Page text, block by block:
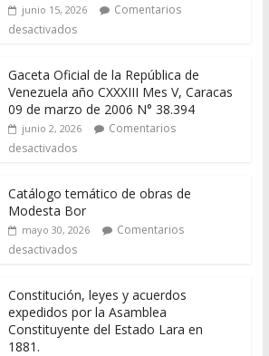
junio 15, 2026
Comentarios
desactivados
Gaceta Oficial de la República de
Venezuela año CXXXIII Mes V, Caracas
09 de marzo de 2006 N° 38.394
junio 2, 2026
Comentarios
desactivados
Catálogo temático de obras de
Modesta Bor
mayo 30, 2026
Comentarios
desactivados
Constitución, leyes y acuerdos
expedidos por la Asamblea
Constituyente del Estado Lara en
1881.